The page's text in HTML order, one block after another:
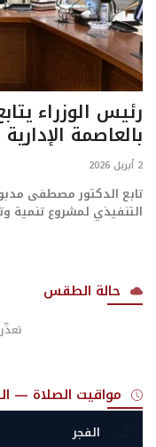
رئيس الوزراء
بالعاصمة
2 أبريل 2026
تابع الدكتور مصطفى
التنفيذي لمشروع تنمية
حالة الطقس
مواقيت الصلاة —
الفجر